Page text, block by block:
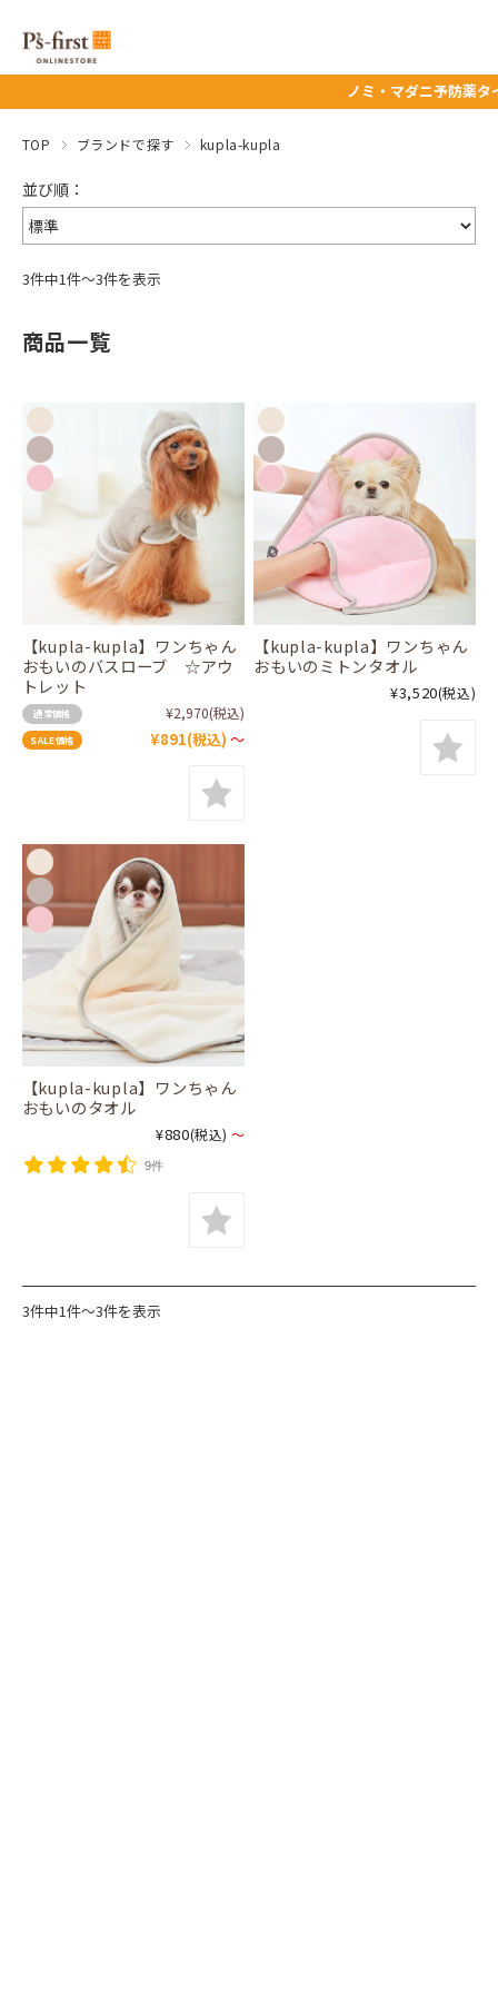
ノミ・マダニ予防薬タ
TOP ブランドで探す kupla-kupla
3件中1件～3件を表示
商品一覧
【kupla-kupla】ワンちゃん
おもいのバスローブ ☆アウ
トレット
通常価格 ¥2,970(税込)
SALE価格 ¥891(税込) ～
【kupla-kupla】ワンちゃん
おもいのミトンタオル
¥3,520(税込)
【kupla-kupla】ワンちゃん
おもいのタオル
¥880(税込) ～
9件
3件中1件～3件を表示